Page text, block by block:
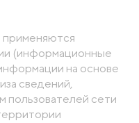
(информационные
на основе
сведений,
пользователей сети